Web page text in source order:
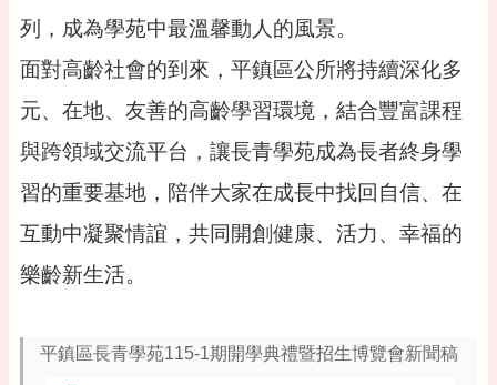
隱
私
權
政
府
網
站
資
料
放
列，成為學苑中最溫馨動人的風景。
面對高齡社會的到來，平鎮區公所將持續深化多
元、在地、友善的高齡學習環境，結合豐富課程
與跨領域交流平台，讓長青學苑成為長者終身學
習的重要基地，陪伴大家在成長中找回自信、在
互動中凝聚情誼，共同開創健康、活力、幸福的
樂齡新生活。
平鎮區長青學苑115-1期開學典禮暨招生博覽會新聞稿